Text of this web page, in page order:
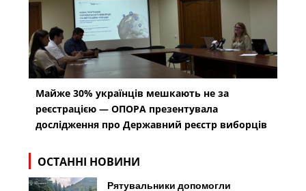
Майже 30% українців мешкають не за
реєстрацією — ОПОРА презентувала
дослідження про Державний реєстр виборців
ОСТАННІ НОВИНИ
Рятувальники допомогли